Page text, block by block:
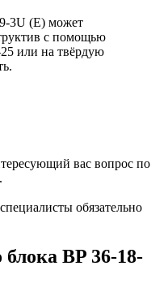
3U (E) может
с помощью
или на твёрдую
вас вопрос по
обязательно
BP 36-18-